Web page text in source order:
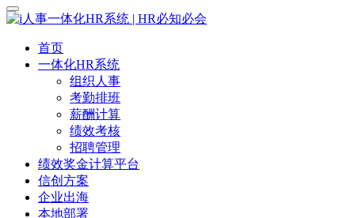
首页
一体化HR系统
组织人事
考勤排班
薪酬计算
绩效考核
招聘管理
绩效奖金计算平台
信创方案
企业出海
本地部署